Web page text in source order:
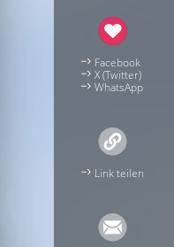
Facebook
X (Twitter)
WhatsApp
Link teilen